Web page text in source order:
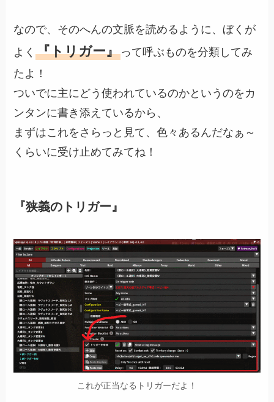
なので、そのへんの文脈を読めるように、ぼくが
よく『トリガー』って呼ぶものを分類してみ
たよ！
ついでに主にどう使われているのかというのをカ
ンタンに書き添えているから、
まずはこれをさらっと見て、色々あるんだなぁ～
くらいに受け止めてみてね！
『狭義のトリガー』
これが正当なるトリガーだよ！